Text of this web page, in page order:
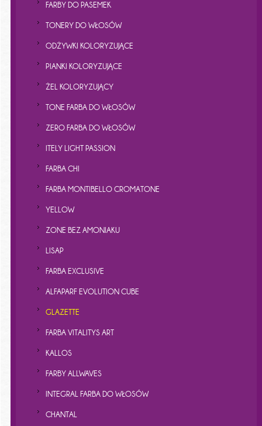
FARBY DO PASEMEK
TONERY DO WŁOSÓW
ODŻYWKI KOLORYZUJĄCE
PIANKI KOLORYZUJĄCE
ŻEL KOLORYZUJĄCY
TONE FARBA DO WŁOSÓW
ZERO FARBA DO WŁOSÓW
ITELY LIGHT PASSION
FARBA CHI
FARBA MONTIBELLO CROMATONE
YELLOW
ZONE BEZ AMONIAKU
LISAP
FARBA EXCLUSIVE
ALFAPARF EVOLUTION CUBE
GLAZETTE
FARBA VITALITYS ART
KALLOS
FARBY ALLWAVES
INTEGRAL FARBA DO WŁOSÓW
CHANTAL